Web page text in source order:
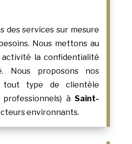
des services sur mesure
Nous mettons au
la confidentialité
Nous proposons nos
tout type de clientèle
professionnels) àSaint-
environnants.